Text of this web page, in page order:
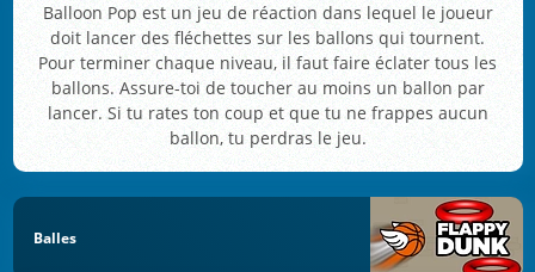
Balloon Pop est un jeu de réaction dans lequel le joueur
doit lancer des fléchettes sur les ballons qui tournent.
Pour terminer chaque niveau, il faut faire éclater tous les
ballons. Assure-toi de toucher au moins un ballon par
lancer. Si tu rates ton coup et que tu ne frappes aucun
ballon, tu perdras le jeu.
Balles